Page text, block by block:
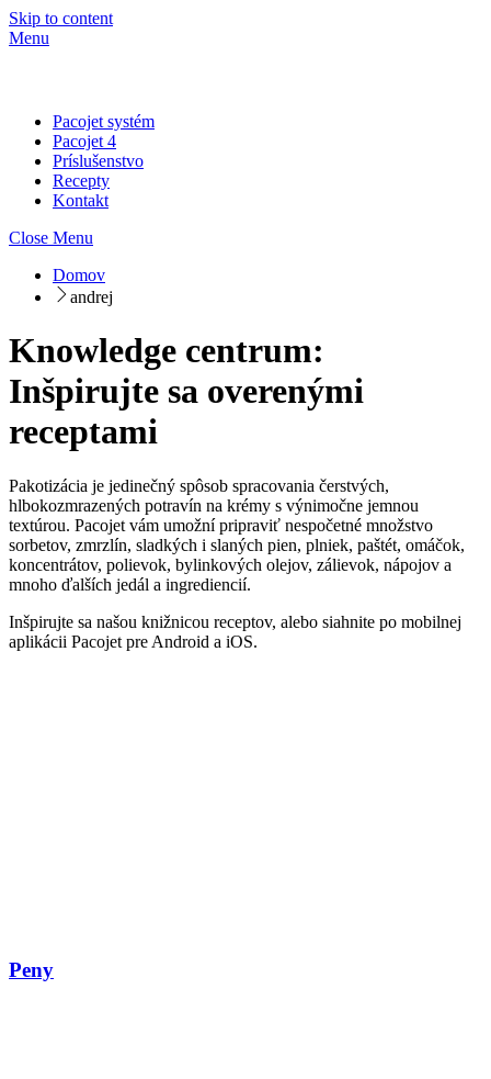
Skip to content
Menu
Pacojet systém
Pacojet 4
Príslušenstvo
Recepty
Kontakt
Close Menu
Domov
andrej
Knowledge centrum:
Inšpirujte sa overenými
receptami
Pakotizácia je jedinečný spôsob spracovania čerstvých,
hlbokozmrazených potravín na krémy s výnimočne jemnou
textúrou. Pacojet vám umožní pripraviť nespočetné množstvo
sorbetov, zmrzlín, sladkých i slaných pien, plniek, paštét, omáčok,
koncentrátov, polievok, bylinkových olejov, zálievok, nápojov a
mnoho ďalších jedál a ingrediencií.
Inšpirujte sa našou knižnicou receptov, alebo siahnite po mobilnej
aplikácii Pacojet pre Android a iOS.
Peny